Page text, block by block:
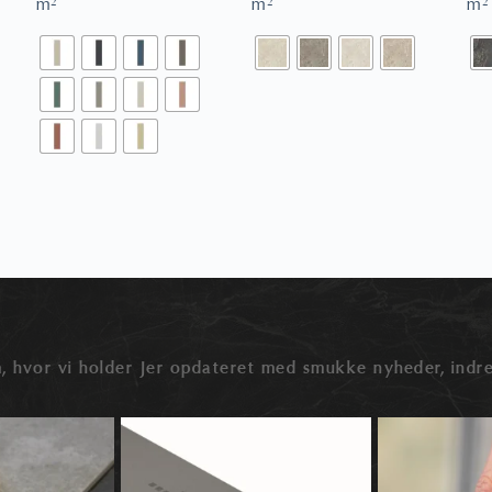
m²
m²
m²
hvor vi holder Jer opdateret med smukke nyheder,
snakken ofte ved
🛠️ Hvad er wedi byggeplader – og hvad kan
🔍 Rektificerede